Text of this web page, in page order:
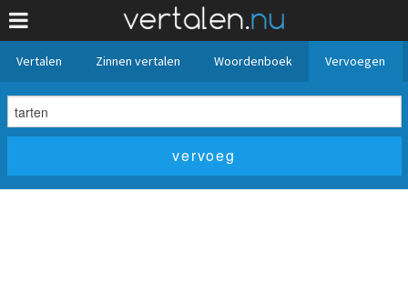
Vertalen Zinnen vertalen Woordenboek Vervoegen